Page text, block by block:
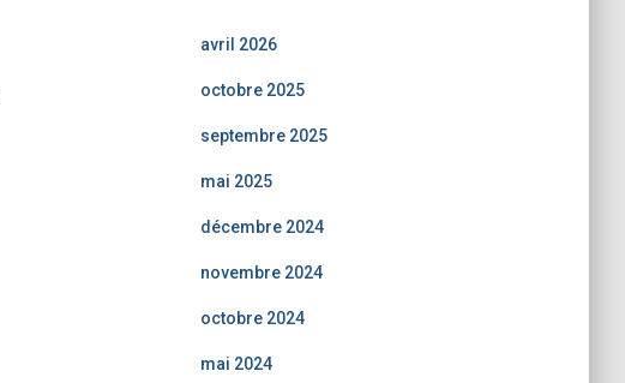
avril 2026
octobre 2025
septembre 2025
mai 2025
décembre 2024
novembre 2024
octobre 2024
mai 2024